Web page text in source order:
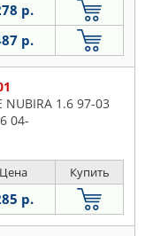
р.
р.
1.6 97-03
04-
Цена Купить
р.